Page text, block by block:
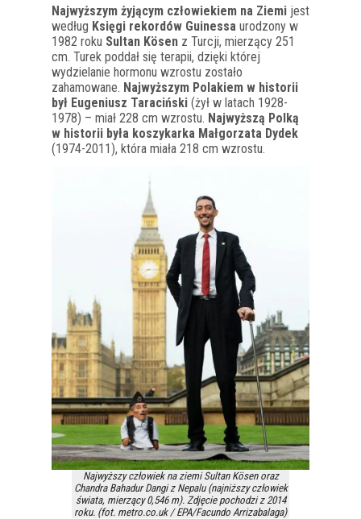
Najwyższym żyjącym człowiekiem na Ziemi jest
według Księgi rekordów Guinessa urodzony w
1982 roku Sultan Kösen z Turcji, mierzący 251
cm. Turek poddał się terapii, dzięki której
wydzielanie hormonu wzrostu zostało
zahamowane. Najwyższym Polakiem w historii
był Eugeniusz Taraciński (żył w latach 1928-
1978) – miał 228 cm wzrostu. Najwyższą Polką
w historii była koszykarka Małgorzata Dydek
(1974-2011), która miała 218 cm wzrostu.
Najwyższy człowiek na ziemi Sultan Kösen oraz
Chandra Bahadur Dangi z Nepalu (najniższy człowiek
świata, mierzący 0,546 m). Zdjęcie pochodzi z 2014
roku. (fot. metro.co.uk / EPA/Facundo Arrizabalaga)